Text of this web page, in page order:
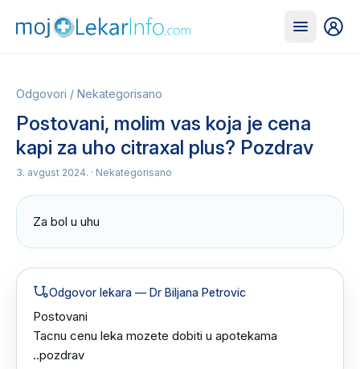
Odgovori / Nekategorisano
Postovani, molim vas koja je cena
kapi za uho citraxal plus? Pozdrav
3. avgust 2024. · Nekategorisano
Za bol u uhu
Odgovor lekara — Dr Biljana Petrovic
Postovani
Tacnu cenu leka mozete dobiti u apotekama
..pozdrav